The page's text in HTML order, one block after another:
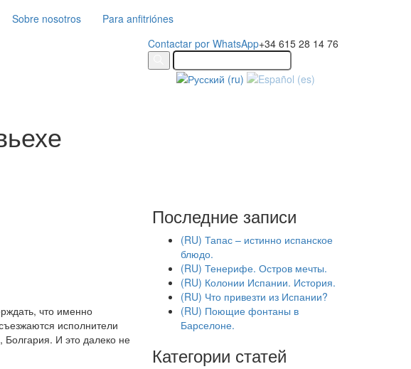
Sobre nosotros
Para anfitriónes
Contactar por WhatsApp+34 615 28 14 76
что именно
исполнители
Болгария. И это далеко не
Последние записи
(RU) Тапас – истинно испанское
блюдо.
(RU) Тенерифе. Остров мечты.
(RU) Колонии Испании. История.
(RU) Что привезти из Испании?
(RU) Поющие фонтаны в
Барселоне.
Категории статей